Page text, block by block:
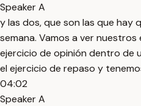
Speaker A
y las dos, que son las que hay
semana. Vamos a ver nuestros
ejercicio de opinión dentro de
el ejercicio de repaso y
04:02
Speaker A